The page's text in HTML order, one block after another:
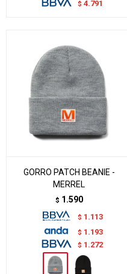
$ 4.791
GORRO PATCH BEANIE -
MERREL
$ 1.590
$ 1.113
$ 1.193
$ 1.272